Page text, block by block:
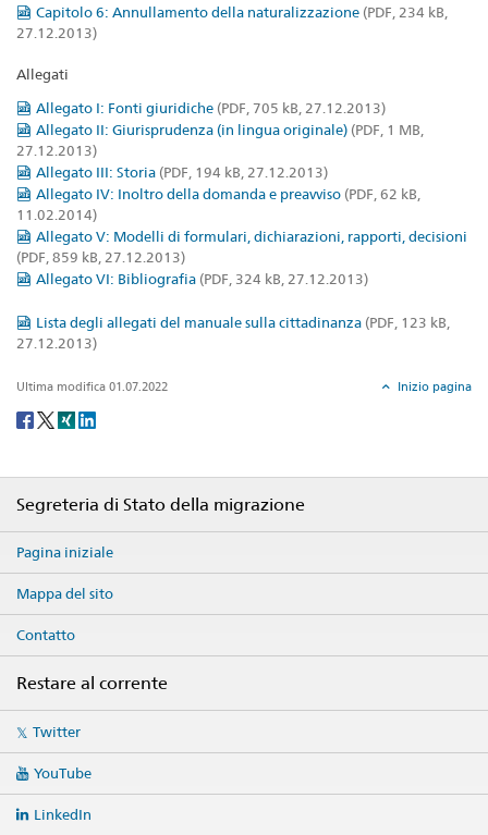
Capitolo 6: Annullamento della naturalizzazione (PDF, 234 kB,
27.12.2013)
Allegati
Allegato I: Fonti giuridiche (PDF, 705 kB, 27.12.2013)
Allegato II: Giurisprudenza (in lingua originale) (PDF, 1 MB,
27.12.2013)
Allegato III: Storia (PDF, 194 kB, 27.12.2013)
Allegato IV: Inoltro della domanda e preavviso (PDF, 62 kB,
11.02.2014)
Allegato V: Modelli di formulari, dichiarazioni, rapporti, decisioni
(PDF, 859 kB, 27.12.2013)
Allegato VI: Bibliografia (PDF, 324 kB, 27.12.2013)
Lista degli allegati del manuale sulla cittadinanza (PDF, 123 kB,
27.12.2013)
Ultima modifica 01.07.2022 Inizio pagina
Social
Segreteria di Stato della migrazione
Pagina iniziale
Mappa del sito
Contatto
Restare al corrente
mediaTwitter
YouTube
LinkedIn